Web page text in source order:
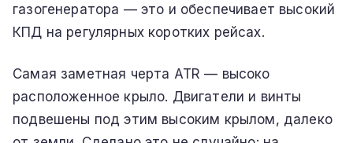
газогенератора — это и обеспечивает высокий
КПД на регулярных коротких рейсах.
Самая заметная черта ATR — высоко
расположенное крыло. Двигатели и винты
подвешены под этим высоким крылом, далеко